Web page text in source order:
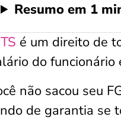
Resumo em 1
é um direito de
do funcionário
não sacou seu
de garantia se